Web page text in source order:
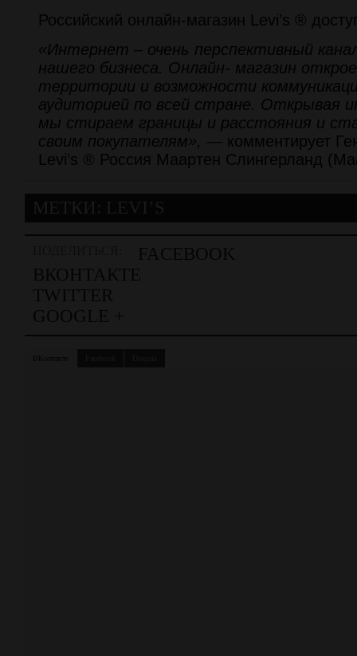
Российский онлайн-магазин Levi’s ®
«Интернет – очень перспективный
нашего бизнеса. Онлайн- магазин
территории и возможности
аудиторией по всей стране. Открывая
мы стираем границы и расстояния и
своим покупателям», — комментирует
Levi’s ® Россия Маартен Слингерланд
ВКонтакте